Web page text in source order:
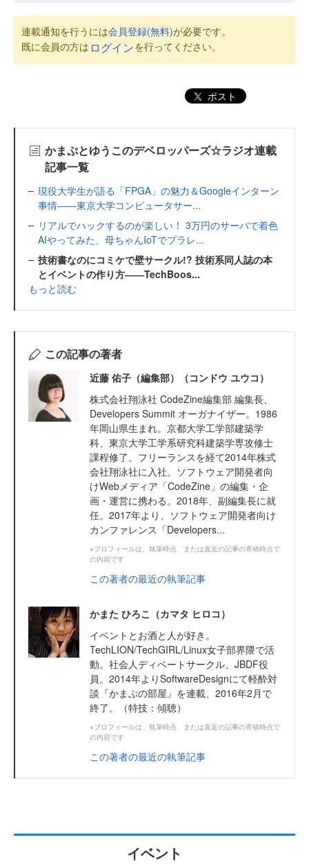
連載通知を行うには会員登録(無料)が必要です。
既に会員の方は ログインを行ってください。
ポスト
かまぷとゆうこのデベロッパーズ☆ラジオ連載
記事一覧
現役大学生が語る「FPGA」の魅力＆Googleインターン
事情――東京大学コンピュータサー...
リアルでハックするのが楽しい！ 3万円のサーバで着色
AIやってみた、母ちゃんIoTでプラレ...
技術書なのにコミケで壁サークル!? 技術系同人誌の本
とイベントの作り方――TechBoos...
もっと読む
この記事の著者
近藤 佑子（編集部）（コンドウ ユウコ）
株式会社翔泳社 CodeZine編集部 編集長、
Developers Summit オーガナイザー。1986
年岡山県生まれ。京都大学工学部建築学
科、東京大学工学系研究科建築学専攻修士
課程修了。フリーランスを経て2014年株式
会社翔泳社に入社。ソフトウェア開発者向
けWebメディア「CodeZine」の編集・企
画・運営に携わる。2018年、副編集長に就
任。2017年より、ソフトウェア開発者向け
カンファレンス「Developers...
※プロフィールは、執筆時点、または直近の記事の寄稿時点で
の内容です
この著者の最近の執筆記事
かまた ひろこ（カマタ ヒロコ）
イベントとお酒と人が好き。
TechLION/TechGIRL/Linux女子部界隈で活
動。社会人ディベートサークル、JBDF役
員。2014年よりSoftwareDesignにて軽酔対
談『かまぷの部屋』を連載、2016年2月で
終了。（特技：傾聴）
※プロフィールは、執筆時点、または直近の記事の寄稿時点で
の内容です
この著者の最近の執筆記事
イベント